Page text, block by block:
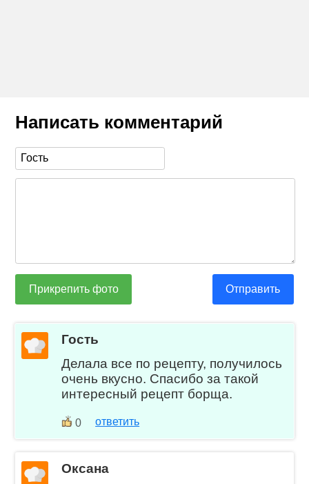
Написать комментарий
Прикрепить фото Отправить
Гость
Делала все по рецепту, получилось
очень вкусно. Спасибо за такой
интересный рецепт борща.
0 ответить
Оксана